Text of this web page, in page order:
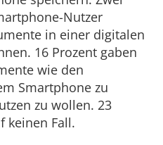
Nutzer
in einer digitalen
16 Prozent gaben
wie den
Smartphone zu
zu wollen. 23
keinen Fall.